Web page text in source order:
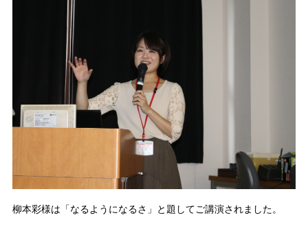
柳本彩様は「なるようになるさ」と題してご講演されました。